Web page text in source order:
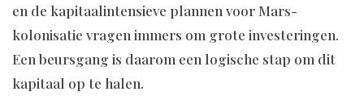
en de kapitaalintensieve plannen voor Mars-
kolonisatie vragen immers om grote investeringen.
Een beursgang is daarom een logische stap om dit
kapitaal op te halen.